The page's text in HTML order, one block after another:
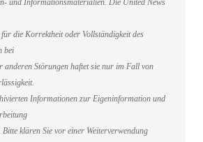
und Informationsmaterialien. Die United News
die Korrektheit oder Vollständigkeit des
bei
anderen Störungen haftet sie nur im Fall von
Informationen zur Eigeninformation und
klären Sie vor einer Weiterverwendung